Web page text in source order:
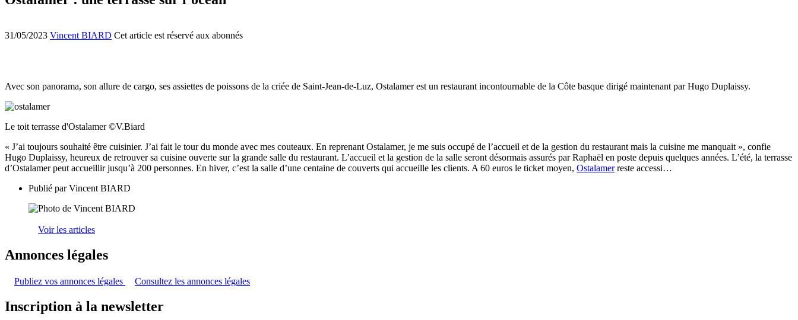
31/05/2023 Vincent BIARD Cet article est réservé aux abonnés
Avec son panorama, son allure de cargo, ses assiettes de poissons de la criée de Saint-Jean-de-Luz, Ostalamer est un restaurant incontournable de la Côte basque dirigé maintenant par Hugo Duplaissy.
Le toit terrasse d'Ostalamer ©V.Biard
« J’ai toujours souhaité être cuisinier. J’ai fait le tour du monde avec mes couteaux. En reprenant Ostalamer, je me suis occupé de l’accueil et de la gestion du restaurant mais la cuisine me manquait », confie
Hugo Duplaissy, heureux de retrouver sa cuisine ouverte sur la grande salle du restaurant. L’accueil et la gestion de la salle seront désormais assurés par Raphaël en poste depuis quelques années. L’été, la terrasse
d’Ostalamer peut accueillir jusqu’à 200 personnes. En hiver, c’est la salle d’une centaine de couverts qui accueille les clients. A 60 euros le ticket moyen, Ostalamerreste accessi…
Publié parVincent BIARD
Voir les articles
Annonces légales
Publiez vos annonces légales Consultez les annonces légales
Inscription à la newsletter